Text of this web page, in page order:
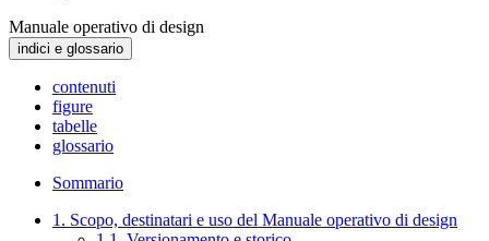
Manuale operativo di design
indici e glossario
contenuti
figure
tabelle
glossario
Sommario
1. Scopo, destinatari e uso del Manuale operativo di design